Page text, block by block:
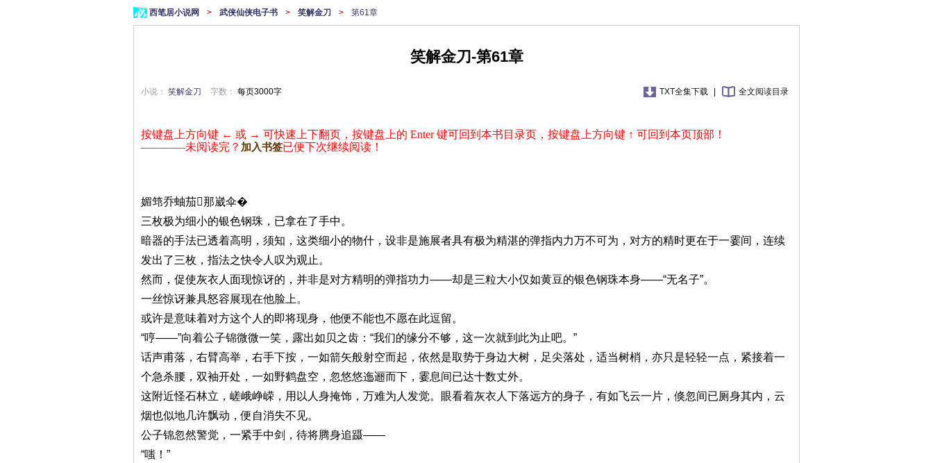
西笔居小说网 > 武侠仙侠电子书 > 笑解金刀 > 第61章
笑解金刀-第61章
小说： 笑解金刀 字数： 每页3000字 TXT全集下载 全文阅读目录
按键盘上方向键 ← 或 → 可快速上下翻页，按键盘上的 Enter 键可回到本书目录页，按键盘上方向键 ↑ 可回到本页顶部！
————未阅读完？ 加入书签已便下次继续阅读！
媚筇乔蚰茄那崴伞�
三枚极为细小的银色钢珠，已拿在了手中。
暗器的手法已透着高明，须知，这类细小的物什，设非是施展者具有极为精湛的弹指内力万不可为，对方的精时更在于一霎间，连续
发出了三枚，指法之快令人叹为观止。
然而，促使灰衣人面现惊讶的，并非是对方精明的弹指功力——却是三粒大小仅如黄豆的银色钢珠本身——“无名子”。
一丝惊讶兼具怒容展现在他脸上。
或许是意味着对方这个人的即将现身，他便不能也不愿在此逗留。
“哼——”向着公子锦微微一笑，露出如贝之齿：“我们的缘分不够，这一次就到此为止吧。”
话声甫落，右臂高举，右手下按，一如箭矢般射空而起，依然是取势于身边大树，足尖落处，适当树梢，亦只是轻轻一点，紧接着一
个急杀腰，双袖开处，一如野鹤盘空，忽悠悠迤逦而下，霎息间已达十数丈外。
这附近怪石林立，嵯峨峥嵘，用以人身掩饰，万难为人发觉。眼看着灰衣人下落远方的身子，有如飞云一片，倏忽间已厕身其内，云
烟也似地几许飘动，便自消失不见。
公子锦忽然警觉，一紧手中剑，待将腾身追蹑——
“嗤！”